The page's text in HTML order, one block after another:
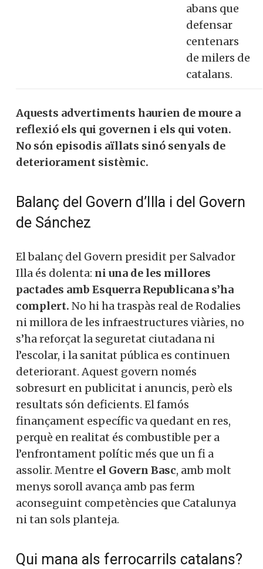
abans que
defensar
centenars
de milers de
catalans.
Aquests advertiments haurien de moure a
reflexió els qui governen i els qui voten.
No són episodis aïllats sinó senyals de
deteriorament sistèmic.
Balanç del Govern d’Illa i del Govern
de Sánchez
El balanç del Govern presidit per Salvador
Illa és dolenta: ni una de les millores
pactades amb Esquerra Republicana s’ha
complert. No hi ha traspàs real de Rodalies
ni millora de les infraestructures viàries, no
s’ha reforçat la seguretat ciutadana ni
l’escolar, i la sanitat pública es continuen
deteriorant. Aquest govern només
sobresurt en publicitat i anuncis, però els
resultats són deficients. El famós
finançament específic va quedant en res,
perquè en realitat és combustible per a
l’enfrontament polític més que un fi a
assolir. Mentre el Govern Basc, amb molt
menys soroll avança amb pas ferm
aconseguint competències que Catalunya
ni tan sols planteja.
Qui mana als ferrocarrils catalans?